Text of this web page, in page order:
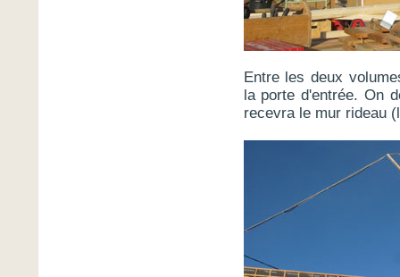
Entre les deux
la porte d'entrée. On
recevra le mur rideau